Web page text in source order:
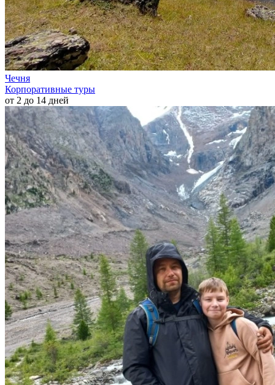
Чечня
Корпоративные туры
от 2 до 14 дней